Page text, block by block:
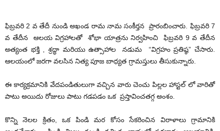
ఫిబ్రవరి 2 వ తేదీ నుండి అఖండ రామ నామ సంకీర్తన ప్రారంబించారు. ఫిబ్రవరి 7
వ తేదీన ఆలయ విగ్రహాలతో శోభా యాత్రను నిర్వహించి ఫిబ్రవరి 9 వ తేదీన
అత్యంత భక్తి , శ్రద్ధా మరియు ఉత్సాహాల నడుమ “విగ్రహం ప్రతిష్ఠ” చేసారు.
ఆలయంలో జరగా వలసిన నిత్య పూజ బాధ్యత గ్రామస్తులు తీసుకున్నారు.
ఈ కార్యక్రమానికి వేదపండితులుగా వచ్చిన వారు చెంచు పిల్లల హాస్టల్ లో వారితో
పాటు అయిదు రోజులు పాటు గడపడం ఒక ప్రస్తావించతగ్గ అంశం.
కొన్ని నెలల క్రితం, ఒక పిండి మర కోసం సేకరించిన విరాళాలు గ్రామానికి